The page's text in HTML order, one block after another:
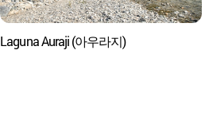
Laguna Auraji (아우라지)